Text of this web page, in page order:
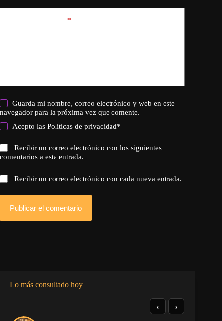
*
Guarda mi nombre, correo electrónico y web en este
navegador para la próxima vez que comente.
Acepto lasPoliticas de privacidad*
Recibir un correo electrónico con los siguientes
comentarios a esta entrada.
Recibir un correo electrónico con cada nueva entrada.
Publicar el comentario
Lo más consultado hoy
‹ ›